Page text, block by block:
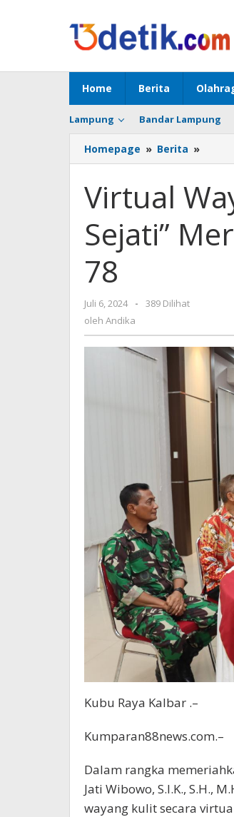
Home Berita
Lampung Bandar Lampung
Homepage » Berita »
Wiji
Virtual
Sejati”
78
Juli 6, 2024
oleh
-
389 Dilihat
oleh Andika
Kubu Raya Kalbar .–
Kumparan88news.com.–
Dalam rangka
Jati Wibowo, S.I.K., S.H.,
wayang kulit secara